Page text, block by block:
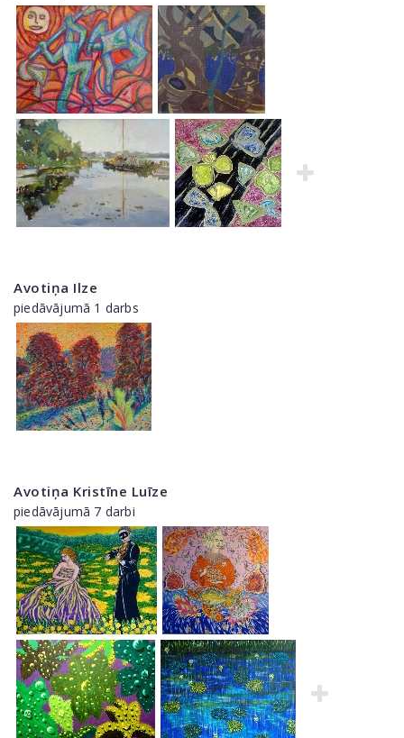
Avotiņa Ilze
piedāvājumā 1 darbs
Avotiņa Kristīne Luīze
piedāvājumā 7 darbi